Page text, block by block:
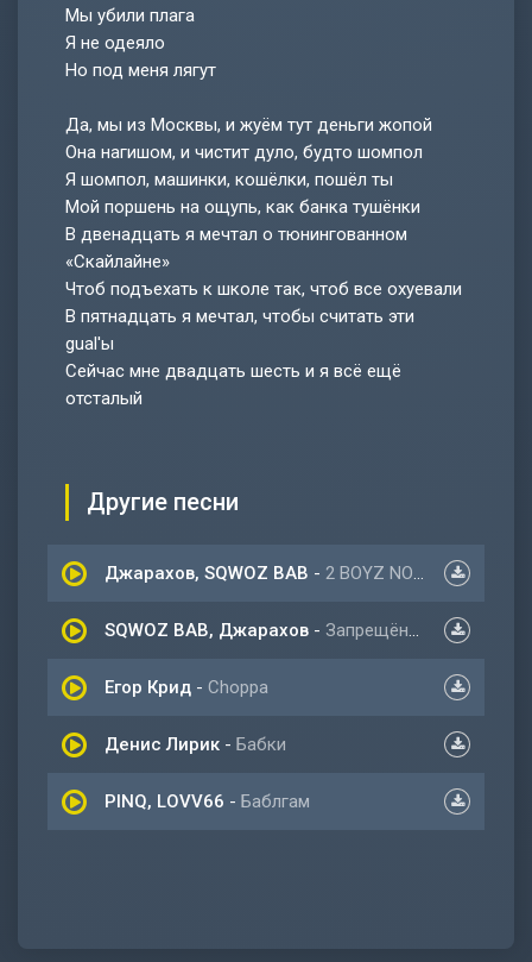
Мы убили плага
Я не одеяло
Но под меня лягут
Да, мы из Москвы, и жуём тут деньги жопой
Она нагишом, и чистит дуло, будто шомпол
Я шомпол, машинки, кошёлки, пошёл ты
Мой поршень на ощупь, как банка тушёнки
В двенадцать я мечтал о тюнингованном
«Скайлайне»
Чтоб подъехать к школе так, чтоб все охуевали
В пятнадцать я мечтал, чтобы считать эти
gual'ы
Сейчас мне двадцать шесть и я всё ещё
отсталый
Другие песни
Джарахов, SQWOZ BAB - 2 BOYZ NO CAP (Новый альбом 2022)
SQWOZ BAB, Джарахов - Запрещёнка
Егор Крид - Choppa
Денис Лирик - Бабки
PINQ, LOVV66 - Баблгам